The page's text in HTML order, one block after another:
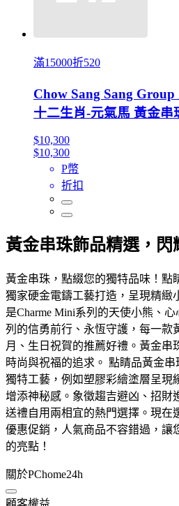
滿15000折520
Chow Sang Sang
十二生肖-元氣馬 黃金串
$10,300
$10,300
P幣
折扣
黃金串珠飾品精選，閃
黃金串珠，點綴您的獨特品味！點
獨家硬金電鑄工藝打造，呈現精緻
是Charme Mini系列的天使小熊、
列的信勇前行、永恆守護，每一款
月、生日祝賀的推薦好禮。黃金串
時尚與祝福的追求。 點睛品黃金
獨特工藝，例如塑膠彩繪塗層呈現
增添神秘感。象徵趨吉避凶、招財
送禮自用兩相宜的熱門選擇。現在
優惠促銷，人氣商品不容錯過，讓
的亮點！
關於PChome24h